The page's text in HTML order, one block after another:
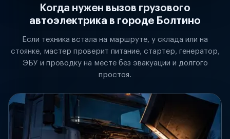
Когда нужен вызов грузового
автоэлектрика в городе Болтино
Если техника встала на маршруте, у склада или на
стоянке, мастер проверит питание, стартер, генератор,
ЭБУ и проводку на месте без эвакуации и долгого
простоя.